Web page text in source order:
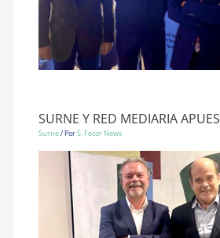
SURNE Y RED MEDIARIA
Surne/ PorS. Fecor News